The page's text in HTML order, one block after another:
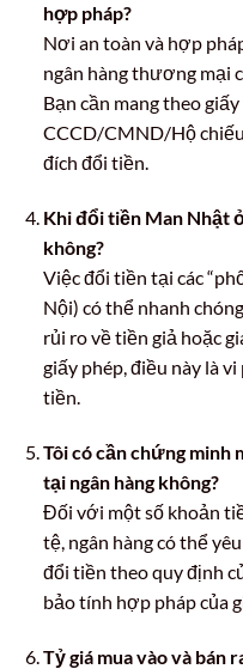
hợp pháp?
Nơi an toàn và hợp
ngân hàng thương mại
Bạn cần mang theo
CCCD/CMND/Hộ
đích đổi tiền.
Khi đổi tiền Man Nhật
không?
Việc đổi tiền tại các
Nội) có thể nhanh
rủi ro về tiền giả hoặc
giấy phép, điều này là
tiền.
Tôi có cần chứng minh
tại ngân hàng không?
Đối với một số khoản
tệ, ngân hàng có thể
đổi tiền theo quy định
bảo tính hợp pháp của
Tỷ giá mua vào và bán